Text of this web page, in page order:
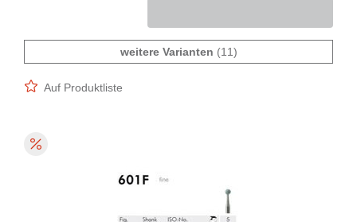
weitere Varianten (11)
Auf Produktliste